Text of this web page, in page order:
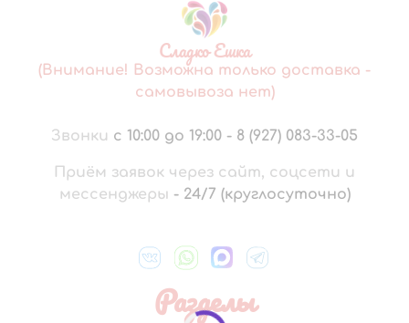
Сладко Ешка
(Внимание! Возможна только доставка -
самовывоза нет)
Звонки с 10:00 до 19:00 - 8 (927) 083-33-05
Приём заявок через сайт, соцсети и
мессенджеры - 24/7 (круглосуточно)
Разделы